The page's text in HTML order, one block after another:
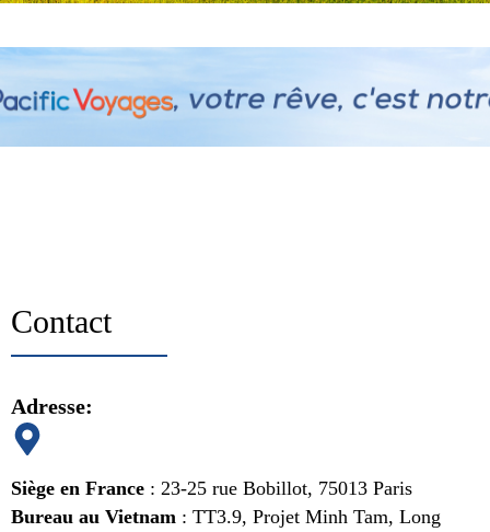
Contact
Adresse:
Siège en France : 23-25 rue Bobillot, 75013 Paris
Bureau au Vietnam : TT3.9, Projet Minh Tam, Long